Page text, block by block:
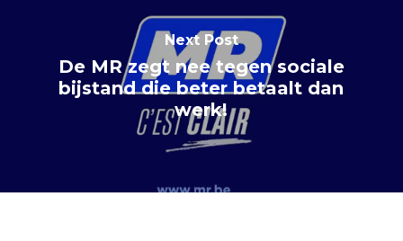
Next Post
De MR zegt nee tegen sociale
bijstand die beter betaalt dan
werk!